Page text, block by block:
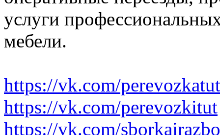
услуги
мебели.
https://vk.com/perevozkatut
https://vk.com/perevozkitut
https://vk.com/